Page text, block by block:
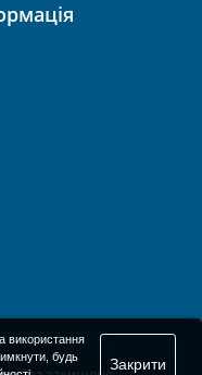
використання
будь
Закрити